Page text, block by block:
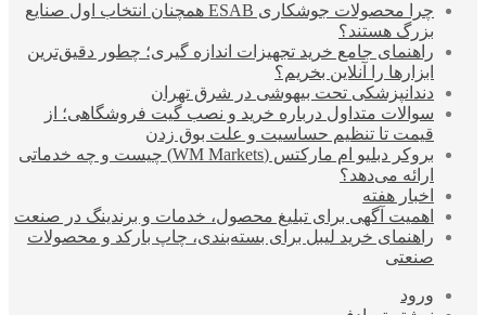
چرا محصولات جوشکاری ESAB همچنان انتخاب اول صنایع
بزرگ هستند؟
راهنمای جامع خرید تجهیزات اندازه گیری؛ چطور دقیق‌ترین
ابزارها را آنلاین بخریم؟
دندانپزشکی تحت بیهوشی در شرق تهران
سوالات متداول درباره خرید و نصب گیت فروشگاهی؛ از
قیمت تا تنظیم حساسیت و علت بوق زدن
بروکر دبلیو ام مارکتس (WM Markets) چیست و چه خدماتی
ارائه می‌دهد؟
اخبار هفته
اهمیت آگهی برای تبلیغ محصول، خدمات و برندینگ در صنعت
راهنمای خرید لیبل برای بسته‌بندی، چاپ بارکد و محصولات
صنعتی
ورود